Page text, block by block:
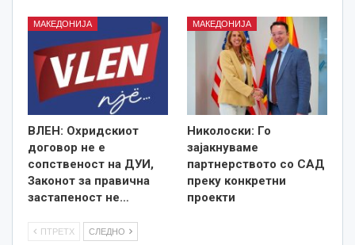
МАКЕДОНИЈА
ВЛЕН: Охридскиот
договор не е
сопственост на ДУИ,
Законот за правична
застапеност не…
МАКЕДОНИЈА
Николоски: Го
зајакнуваме
партнерството со САД
преку конкретни
проекти
ПТРЕТХ СЛЕДНО